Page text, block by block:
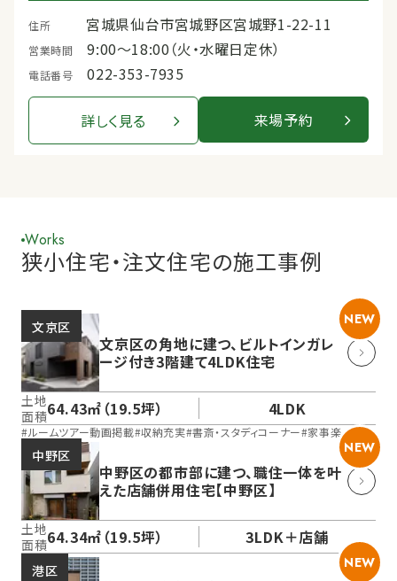
住所 宮城県仙台市宮城野区宮城野1-22-11
営業時間 9:00〜18:00（火・水曜日定休）
電話番号 022-353-7935
詳しく見る 来場予約
Works
狭小住宅・注文住宅の施工事例
文京区 NEW
文京区の角地に建つ、ビルトインガレ
ージ付き3階建て4LDK住宅
土地
面積64.43㎡（19.5坪） 4LDK
#ルームツアー動画掲載#収納充実#書斎・スタディコーナー#家事楽
中野区 NEW
中野区の都市部に建つ、職住一体を叶
えた店舗併用住宅【中野区】
土地
面積64.34㎡（19.5坪） 3LDK＋店舗
港区 NEW